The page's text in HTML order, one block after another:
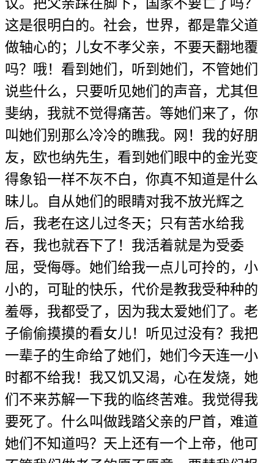
这是很明白的。社会，世界，都是靠父道
做轴心的；儿女不孝父亲，不要天翻地覆
吗？哦！看到她们，听到她们，不管她们
说些什么，只要听见她们的声音，尤其但
斐纳，我就不觉得痛苦。等她们来了，你
叫她们别那么冷冷的瞧我。网！我的好朋
友，欧也纳先生，看到她们眼中的金光变
得象铅一样不灰不白，你真不知道是什么
昧儿。自从她们的眼睛对我不放光辉之
后，我老在这儿过冬天；只有苦水给我
吞，我也就吞下了！我活着就是为受委
屈，受侮辱。她们给我一点儿可拎的，小
小的，可耻的快乐，代价是教我受种种的
羞辱，我都受了，因为我太爱她们了。老
子偷偷摸摸的看女儿！听见过没有？我把
一辈子的生命给了她们，她们今天连一小
时都不给我！我又饥又渴，心在发烧，她
们不来苏解一下我的临终苦难。我觉得我
要死了。什么叫做践踏父亲的尸首，难道
她们不知道吗？天上还有一个上帝，他可